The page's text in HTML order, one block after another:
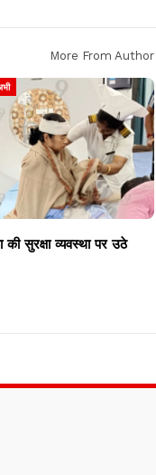
More From Author
की सुरक्षा व्यवस्था पर उठे